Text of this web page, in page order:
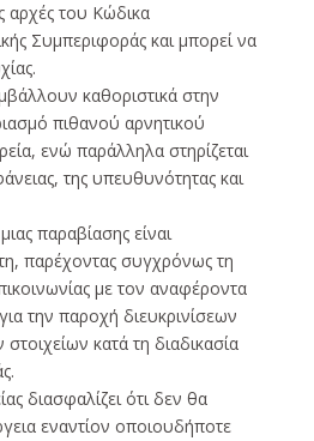
αρχές του Κώδικα
Συμπεριφοράς και μπορεί να
καθοριστικά στην
πιθανού αρνητικού
ενώ παράλληλα στηρίζεται
της υπευθυνότητας και
παραβίασης είναι
παρέχοντας συγχρόνως τη
με τον αναφέροντα
την παροχή διευκρινίσεων
κατά τη διαδικασία
διασφαλίζει ότι δεν θα
εναντίον οποιουδήποτε